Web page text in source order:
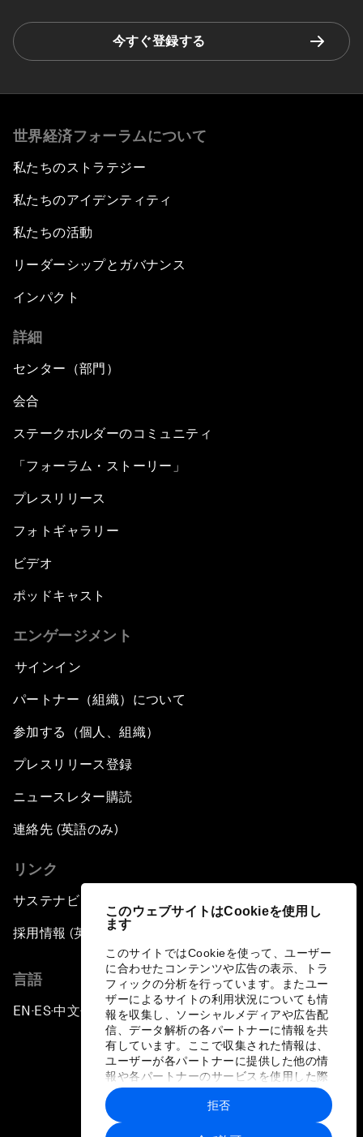
このウェブサイトはCookieを使用し
ます
このサイトではCookieを使って、ユーザー
に合わせたコンテンツや広告の表示、トラ
フィックの分析を行っています。またユー
ザーによるサイトの利用状況についても情
報を収集し、ソーシャルメディアや広告配
信、データ解析の各パートナーに情報を共
有しています。ここで収集された情報は、
ユーザーが各パートナーに提供した他の情
報や各パートナーのサービスを使用した際
に収集された情報と組み合わされ、各パー
トナーによって使用されることがありま
す。
拒否
今すぐ登録する
世界経済フォーラムについて
私たちのストラテジー
私たちのアイデンティティ
私たちの活動
リーダーシップとガバナンス
インパクト
詳細
センター（部門）
会合
ステークホルダーのコミュニティ
「フォーラム・ストーリー」
プレスリリース
フォトギャラリー
ビデオ
ポッドキャスト
エンゲージメント
サインイン
パートナー（組織）について
参加する（個人、組織）
プレスリリース登録
ニュースレター購読
連絡先 (英語のみ)
リンク
サステナビリティへの取り組み
採用情報 (英語のみ)
言語
EN ▪ES▪中文▪ 日本語
プライバシーポリシーと利用規約